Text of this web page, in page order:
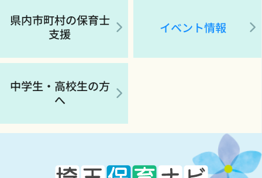
県内市町村の保育士
支援
イベント情報
中学生・高校生の方
へ